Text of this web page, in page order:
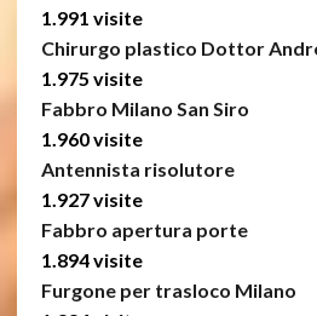
1.991 visite
Chirurgo plastico Dottor
1.975 visite
Fabbro Milano San Siro
1.960 visite
Antennista risolutore
1.927 visite
Fabbro apertura porte
1.894 visite
Furgone per trasloco Milano